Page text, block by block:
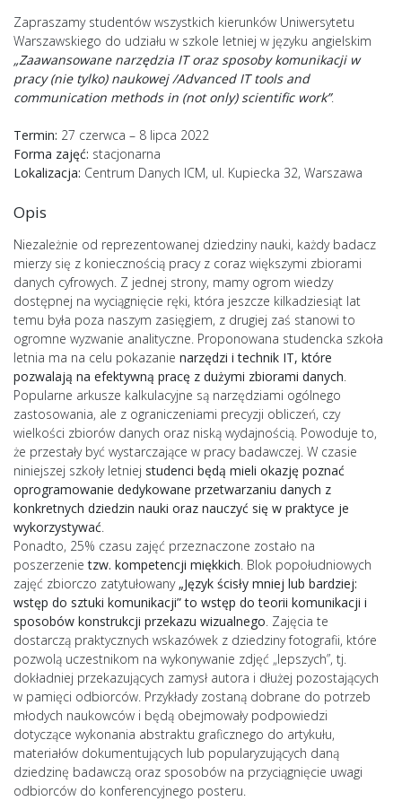
Zapraszamy studentów wszystkich kierunków Uniwersytetu
Warszawskiego do udziału w szkole letniej w języku angielskim
„Zaawansowane narzędzia IT oraz sposoby komunikacji w
pracy (nie tylko) naukowej /Advanced IT tools and
communication methods in (not only) scientific work”.
Termin: 27 czerwca – 8 lipca 2022
Forma zajęć: stacjonarna
Lokalizacja: Centrum Danych ICM, ul. Kupiecka 32, Warszawa
Opis
Niezależnie od reprezentowanej dziedziny nauki, każdy badacz
mierzy się z koniecznością pracy z coraz większymi zbiorami
danych cyfrowych. Z jednej strony, mamy ogrom wiedzy
dostępnej na wyciągnięcie ręki, która jeszcze kilkadziesiąt lat
temu była poza naszym zasięgiem, z drugiej zaś stanowi to
ogromne wyzwanie analityczne. Proponowana studencka szkoła
letnia ma na celu pokazanie narzędzi i technik IT, które
pozwalają na efektywną pracę z dużymi zbiorami danych.
Popularne arkusze kalkulacyjne są narzędziami ogólnego
zastosowania, ale z ograniczeniami precyzji obliczeń, czy
wielkości zbiorów danych oraz niską wydajnością. Powoduje to,
że przestały być wystarczające w pracy badawczej. W czasie
niniejszej szkoły letniej studenci będą mieli okazję poznać
oprogramowanie dedykowane przetwarzaniu danych z
konkretnych dziedzin nauki oraz nauczyć się w praktyce je
wykorzystywać.
Ponadto, 25% czasu zajęć przeznaczone zostało na
poszerzenietzw. kompetencji miękkich. Blok popołudniowych
zajęć zbiorczo zatytułowany„Język ścisły mniej lub bardziej:
wstęp do sztuki komunikacji” to wstęp do teorii komunikacji i
sposobów konstrukcji przekazu wizualnego. Zajęcia te
dostarczą praktycznych wskazówek z dziedziny fotografii, które
pozwolą uczestnikom na wykonywanie zdjęć „lepszych”, tj.
dokładniej przekazujących zamysł autora i dłużej pozostających
w pamięci odbiorców. Przykłady zostaną dobrane do potrzeb
młodych naukowców i będą obejmowały podpowiedzi
dotyczące wykonania abstraktu graficznego do artykułu,
materiałów dokumentujących lub popularyzujących daną
dziedzinę badawczą oraz sposobów na przyciągnięcie uwagi
odbiorców do konferencyjnego posteru.